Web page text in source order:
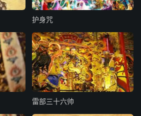
下，丙丁将军。从地涌出，火云布
将，□雷发声。飞沙走石，拔树移
行。照耀三界，化作赤城。八卦斗
下，炎焰烈威。鬼精见者，入地万
庙，永入尘泥。急急如五雷大威德风
护身咒
雷部三十六帅